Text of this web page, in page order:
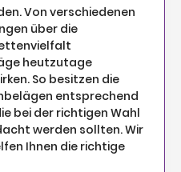
Von verschiedenen
über die
heutzutage
So besitzen die
entsprechend
bei der richtigen Wahl
werden sollten. Wir
Ihnen die richtige